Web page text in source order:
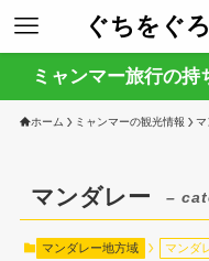
ぐちをぐ
ミャンマー旅行の持
ホーム ミャンマーの観光情報 マ
マンダレー –
マンダレー地方域 マンダ